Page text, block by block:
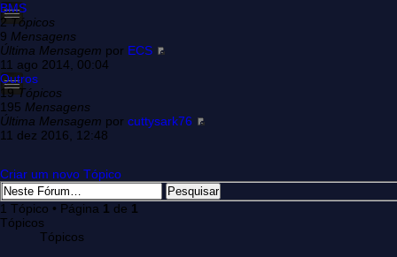
BMS
2Tópicos
9 Mensagens
Última Mensagem por ECS
11 ago 2014, 00:04
Outros
19Tópicos
195 Mensagens
Última Mensagem por cuttysark76
11 dez 2016, 12:48
Criar um novo Tópico
1 Tópico • Página 1 de 1
Tópicos
Tópicos